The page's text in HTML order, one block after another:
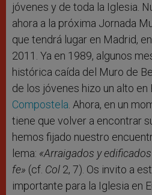
jóvenes y de toda la Iglesia.
ahora a la próxima Jornada
que tendrá lugar en Madrid,
2011. Ya en 1989, algunos
histórica caída del Muro de
de los jóvenes hizo un alto en
Compostela. Ahora, en un
tiene que volver a encontrar
hemos fijado nuestro
lema: «Arraigados y
fe» (cf. Col 2, 7). Os invito a
importante para la Iglesia en